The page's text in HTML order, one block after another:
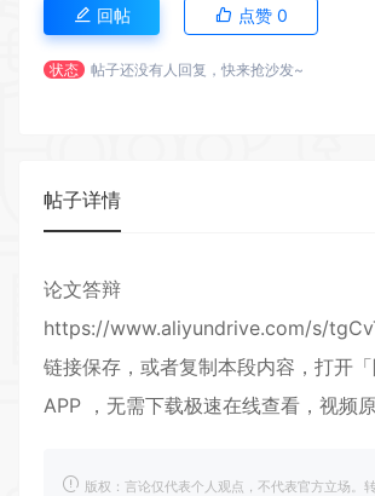
回帖 点赞 0
状态 帖子还没有人回复，快来抢沙发~
帖子详情
论文答辩
https://www.aliyundrive.com/s/
链接保存，或者复制本段内容，打开「
APP ，无需下载极速在线查看，视频
版权：言论仅代表个人观点，不代表官方立场。